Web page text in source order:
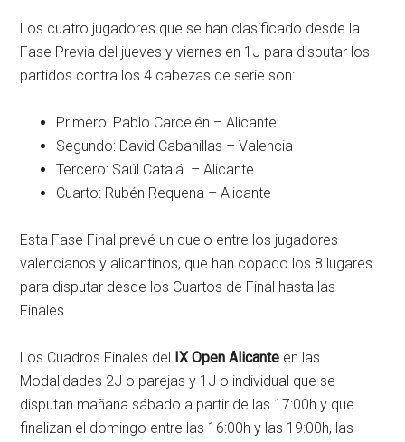
Los cuatro jugadores que se han clasificado desde la
Fase Previa del jueves y viernes en 1J para disputar los
partidos contra los 4 cabezas de serie son:
Primero: Pablo Carcelén – Alicante
Segundo: David Cabanillas – Valencia
Tercero: Saúl Catalá – Alicante
Cuarto: Rubén Requena – Alicante
Esta Fase Final prevé un duelo entre los jugadores
valencianos y alicantinos, que han copado los 8 lugares
para disputar desde los Cuartos de Final hasta las
Finales.
Los Cuadros Finales del IX Open Alicante en las
Modalidades 2J o parejas y 1J o individual que se
disputan mañana sábado a partir de las 17:00h y que
finalizan el domingo entre las 16:00h y las 19:00h, las